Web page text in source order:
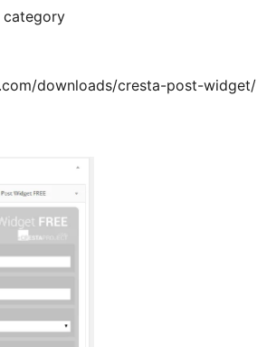
category
downloads/cresta-post-widget/